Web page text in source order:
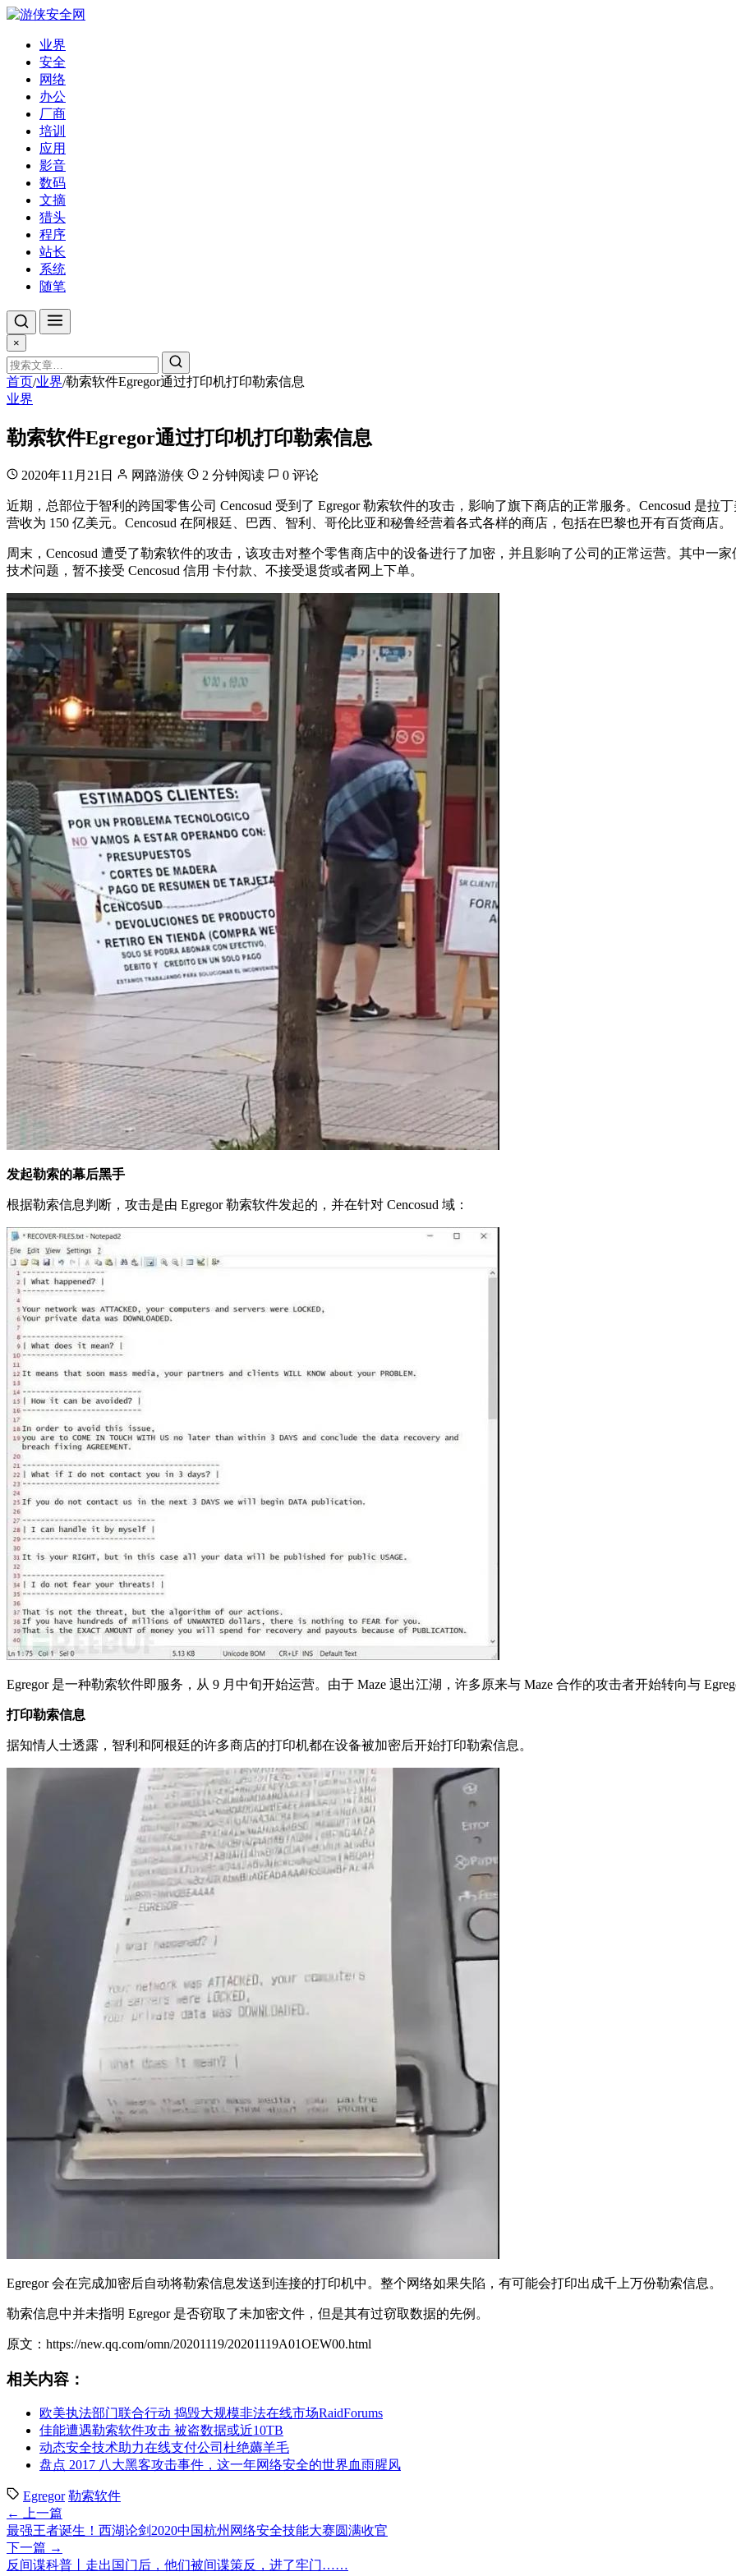
业界
安全
网络
办公
厂商
培训
应用
影音
数码
文摘
猎头
程序
站长
系统
随笔
×
首页/业界/勒索软件Egregor通过打印机打印勒索信息
业界
勒索软件Egregor通过打印机打印勒索信息
2020年11月21日 网路游侠 2 分钟阅读 0 评论
近期，总部位于智利的跨国零售公司 Cencosud 受到了 Egregor 勒索软件的攻击，影响了旗下商店的正常服务。Cencosud 是拉
营收为 150 亿美元。Cencosud 在阿根廷、巴西、智利、哥伦比亚和秘鲁经营着各式各样的商店，包括在巴黎也开有百货商店。
周末，Cencosud 遭受了勒索软件的攻击，该攻击对整个零售商店中的设备进行了加密，并且影响了公司的正常运营。其中一
技术问题，暂不接受 Cencosud 信用 卡付款、不接受退货或者网上下单。
发起勒索的幕后黑手
根据勒索信息判断，攻击是由 Egregor 勒索软件发起的，并在针对 Cencosud 域：
Egregor 是一种勒索软件即服务，从 9 月中旬开始运营。由于 Maze 退出江湖，许多原来与 Maze 合作的攻击者开始转向与
打印勒索信息
据知情人士透露，智利和阿根廷的许多商店的打印机都在设备被加密后开始打印勒索信息。
Egregor 会在完成加密后自动将勒索信息发送到连接的打印机中。整个网络如果失陷，有可能会打印出成千上万份勒索信息。
勒索信息中并未指明 Egregor 是否窃取了未加密文件，但是其有过窃取数据的先例。
原文：https://new.qq.com/omn/20201119/20201119A01OEW00.html
相关内容：
欧美执法部门联合行动 捣毁大规模非法在线市场RaidForums
佳能遭遇勒索软件攻击 被盗数据或近10TB
动态安全技术助力在线支付公司杜绝薅羊毛
盘点 2017 八大黑客攻击事件，这一年网络安全的世界血雨腥风
Egregor 勒索软件
← 上一篇
最强王者诞生！西湖论剑2020中国杭州网络安全技能大赛圆满收官
下一篇 →
反间谍科普丨走出国门后，他们被间谍策反，进了牢门……